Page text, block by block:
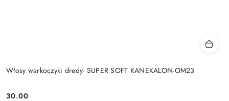
Włosy warkoczyki dredy- SUPER SOFT KANEKALON-OM23
30.00